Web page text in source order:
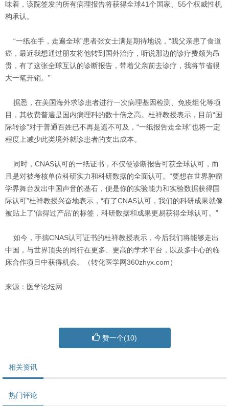
味着，该院签发的所有病理报告将获得全球41个国家、55个权威性机
构承认。
“一纸在手，走遍全球”患者张女士满是期待地说，“我父亲患了食道
癌，最近我想通过朋友将他转到国外治疗，听说那边的诊疗费颇为昂
贵，有了这张全球互认的诊断报告，带着父亲前去诊疗，我将节省很
大一笔开销。”
据悉，在美国海外求诊患者进行一次病理基因检测、免疫组化等项
目，其收费普遍是国内病理科的数十倍之高。杜祥教授表示，目前“国
际转诊”对于普通百姓已不再是遥不可及，“一纸报告走全球”也将一定
程度上减少此类境外就诊患者的支出成本。
同时，CNAS认可的一纸证书，不仅使诊断报告可获全球认可，而
且是对被考核单位科研实力和科研数据的全面认可。“要想在世界肿瘤
学界舞台发出中国声音的基石，便是你的实验能力和实验数据获得国
际认可”杜祥教授兴奋地表示，“有了CNAS认可，我们的科研成果就像
被贴上了‘信得过产品’的标签，科研数据和成果更易获得全球认可。”
如今，手揣CNAS认可证书的杜祥教授表示，今后我们将能够走出
中国，与世界顶尖的同行在更多、更高的学术平台，以及多中心的临
床合作项目中获得机会。（转化医学网360zhyx.com）
来源：医学论坛网
赞一个(10)
相关资讯
热门评论